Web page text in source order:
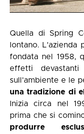
Quella di Spring
lontano.
fondata nel 1958,
effetti
sull’ambiente e le
una tradizione di
Inizia circa nel
prima che si
produrre